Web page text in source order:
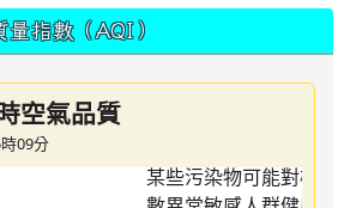
指數（AQI）
空氣品質
09分